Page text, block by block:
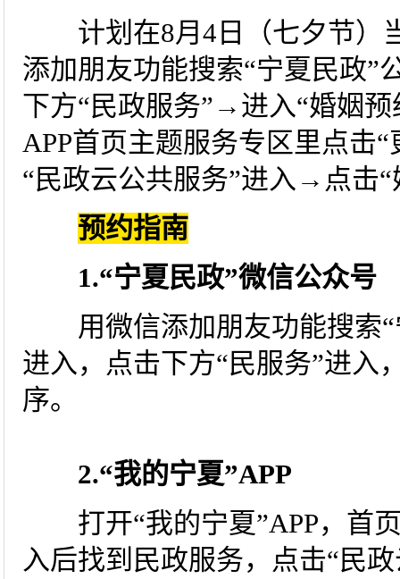
计划在8月4日（七夕节）
添加朋友功能搜索“宁夏民政
下方“民政服务”→进入“婚姻
APP首页主题服务专区里点
“民政云公共服务”进入→点击
预约指南
1.“宁夏民政”微信公众号
用微信添加朋友功能搜索“
进入，点击下方“民服务”进入
序。
2.“我的宁夏”APP
打开“我的宁夏”APP，首页
入后找到民政服务，点击“民